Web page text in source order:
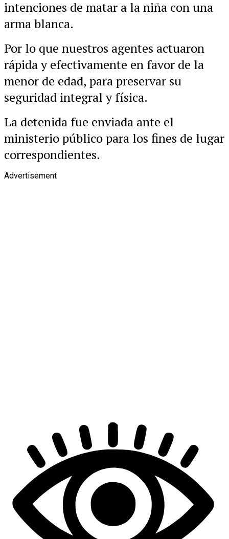
intenciones de matar a la niña con una
arma blanca.
Por lo que nuestros agentes actuaron
rápida y efectivamente en favor de la
menor de edad, para preservar su
seguridad integral y física.
La detenida fue enviada ante el
ministerio público para los fines de lugar
correspondientes.
Advertisement